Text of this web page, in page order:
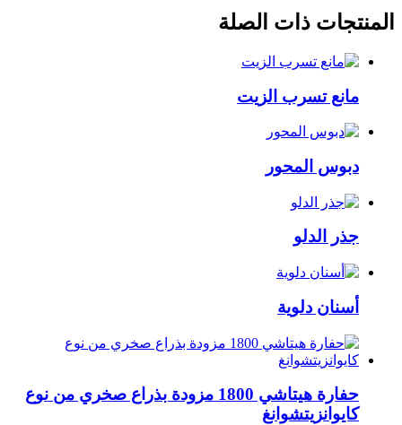
المنتجات ذات الصلة
مانع تسرب الزيت
دبوس المحور
جذر الدلو
أسنان دلوية
حفارة هيتاشي 1800 مزودة بذراع صخري من نوع
كايوانزيتشوانغ